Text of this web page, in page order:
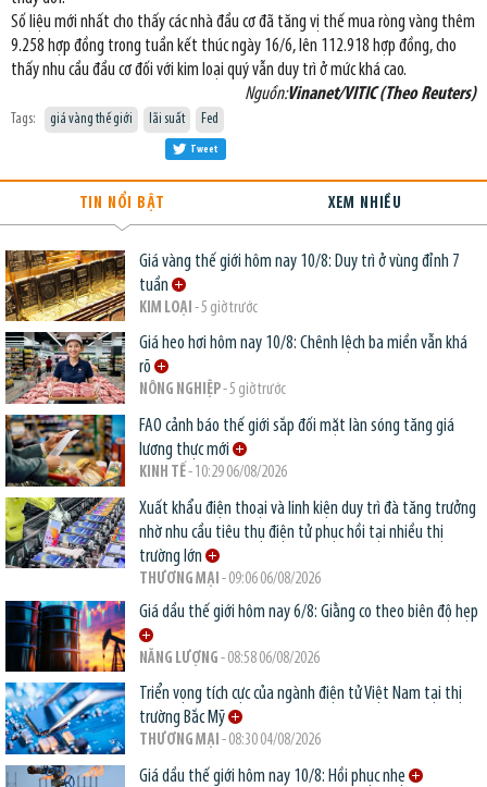
Số liệu mới nhất cho thấy các nhà đầu cơ đã tăng vị thế mua ròng vàng thêm
9.258 hợp đồng trong tuần kết thúc ngày 16/6, lên 112.918 hợp đồng, cho
thấy nhu cầu đầu cơ đối với kim loại quý vẫn duy trì ở mức khá cao.
Nguồn:Vinanet/VITIC (Theo Reuters)
Tags: giá vàng thế giới lãi suất Fed
Tweet
TIN NỔI BẬT XEM NHIỀU
Giá vàng thế giới hôm nay 10/8: Duy trì ở vùng đỉnh 7
tuần
KIM LOẠI - 5 giờ trước
Giá heo hơi hôm nay 10/8: Chênh lệch ba miền vẫn khá
rõ
NÔNG NGHIỆP- 5 giờ trước
FAO cảnh báo thế giới sắp đối mặt làn sóng tăng giá
lương thực mới
KINH TẾ- 10:29 06/08/2026
Xuất khẩu điện thoại và linh kiện duy trì đà tăng trưởng
nhờ nhu cầu tiêu thụ điện tử phục hồi tại nhiều thị
trường lớn
THƯƠNG MẠI - 09:06 06/08/2026
Giá dầu thế giới hôm nay 6/8: Giằng co theo biên độ hẹp
NĂNG LƯỢNG - 08:58 06/08/2026
Triển vọng tích cực của ngành điện tử Việt Nam tại thị
trường Bắc Mỹ
THƯƠNG MẠI - 08:30 04/08/2026
Giá dầu thế giới hôm nay 10/8: Hồi phục nhẹ